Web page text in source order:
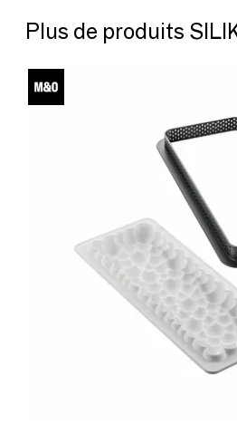
Plus de produits